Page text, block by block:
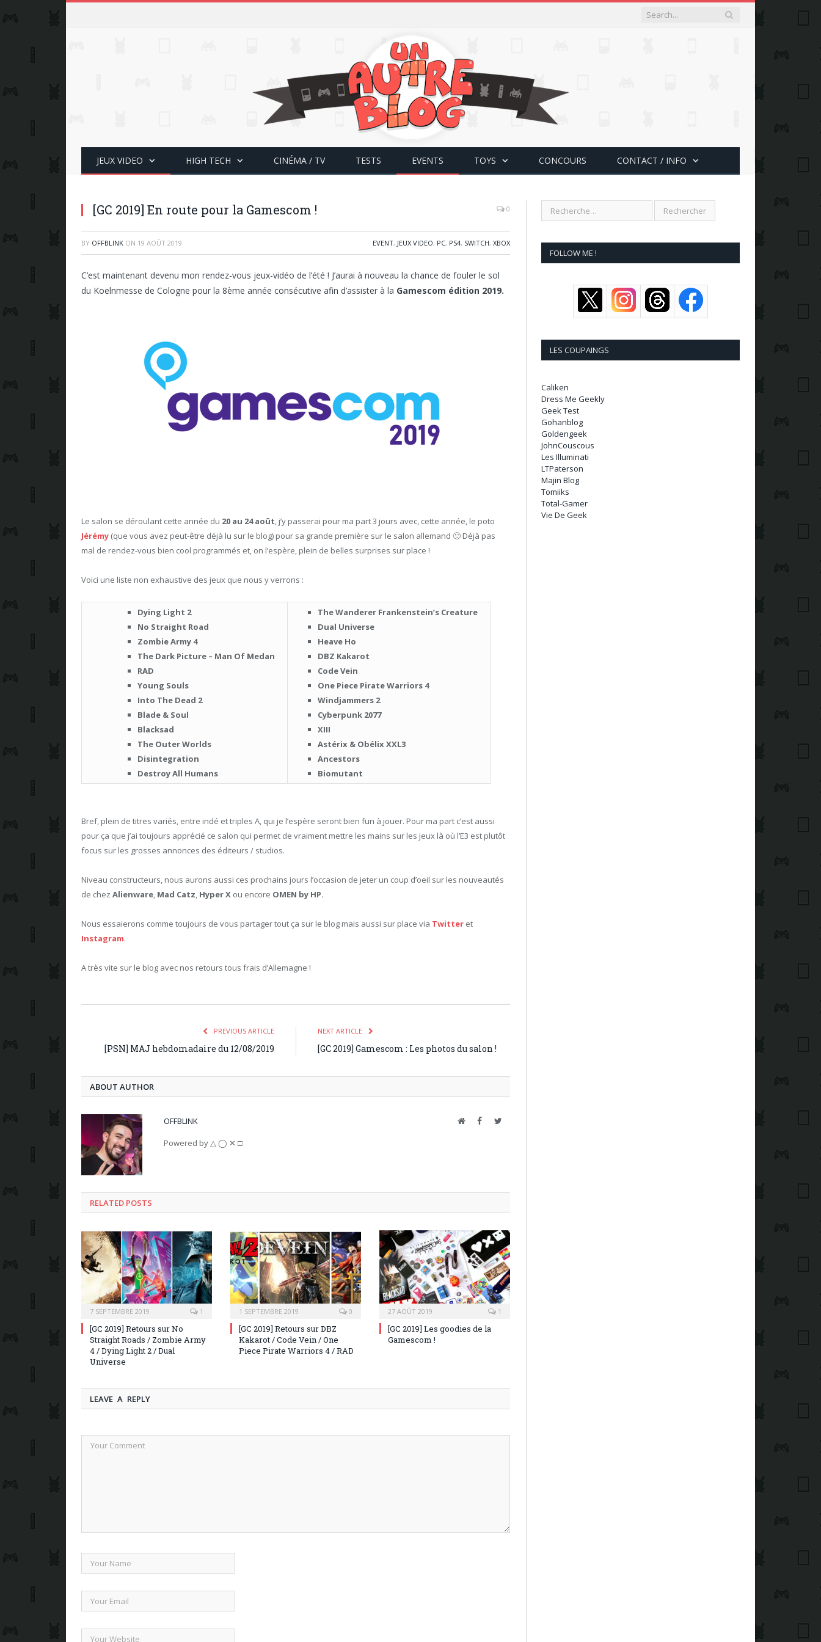
JEUX VIDEO HIGH TECH CINÉMA / TV TESTS EVENTS TOYS CONCOURS CONTACT / INFO
[GC 2019] En route pour la Gamescom ! 0
BY OFFBLINK ON 19 AOÛT 2019 EVENT, JEUX VIDEO, PC, PS4, SWITCH, XBOX
C’est maintenant devenu mon rendez-vous jeux-vidéo de l’été ! J’aurai à nouveau la chance de fouler le sol
du Koelnmesse de Cologne pour la 8ème année consécutive afin d’assister à la Gamescom édition 2019.
Le salon se déroulant cette année du 20 au 24 août, j’y passerai pour ma part 3 jours avec, cette année, le poto
Jérémy (que vous avez peut-être déjà lu sur le blog) pour sa grande première sur le salon allemand 🙂 Déjà pas
mal de rendez-vous bien cool programmés et, on l’espère, plein de belles surprises sur place !
Voici une liste non exhaustive des jeux que nous y verrons :
Dying Light 2
No Straight Road
Zombie Army 4
The Dark Picture – Man Of Medan
RAD
Young Souls
Into The Dead 2
Blade & Soul
Blacksad
The Outer Worlds
Disintegration
Destroy All Humans
The Wanderer Frankenstein’s Creature
Dual Universe
Heave Ho
DBZ Kakarot
Code Vein
One Piece Pirate Warriors 4
Windjammers 2
Cyberpunk 2077
XIII
Astérix & Obélix XXL3
Ancestors
Biomutant
Bref, plein de titres variés, entre indé et triples A, qui je l’espère seront bien fun à jouer. Pour ma part c’est aussi
pour ça que j’ai toujours apprécié ce salon qui permet de vraiment mettre les mains sur les jeux là où l’E3 est plutôt
focus sur les grosses annonces des éditeurs / studios.
Niveau constructeurs, nous aurons aussi ces prochains jours l’occasion de jeter un coup d’oeil sur les nouveautés
de chez Alienware, Mad Catz, Hyper X ou encore OMEN by HP.
Nous essaierons comme toujours de vous partager tout ça sur le blog mais aussi sur place via Twitter et
Instagram.
A très vite sur le blog avec nos retours tous frais d’Allemagne !
PREVIOUS ARTICLE
[PSN] MAJ hebdomadaire du 12/08/2019
NEXT ARTICLE
[GC 2019] Gamescom : Les photos du salon !
ABOUT AUTHOR
OFFBLINK WebsiteFacebookTwitter
Powered by △ ◯ ✕ □
RELATED POSTS
7 SEPTEMBRE 2019 1
[GC 2019] Retours sur No
Straight Roads / Zombie Army
4 / Dying Light 2 / Dual
Universe
1 SEPTEMBRE 2019 0
[GC 2019] Retours sur DBZ
Kakarot / Code Vein / One
Piece Pirate Warriors 4 / RAD
27 AOÛT 2019 1
[GC 2019] Les goodies de la
Gamescom !
LEAVE A REPLY
FOLLOW ME !
LES COUPAINGS
Caliken
Dress Me Geekly
Geek Test
Gohanblog
Goldengeek
JohnCouscous
Les Illuminati
LTPaterson
Majin Blog
Tomiiks
Total-Gamer
Vie De Geek